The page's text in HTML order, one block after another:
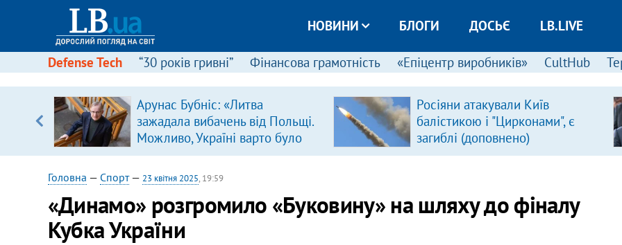
НОВИНИ БЛОГИ ДОСЬЄ LB.LIVE
Defense Tech “30 років гривні” Фінансова грамотність «Епіцентр виробників» CultHub
Арунас Бубніс: «Литва
зажадала вибачень від Польщі.
Можливо, Україні варто було
зробити так само»
Росіяни атакували Київ
балістикою і "Цирконами", є
загиблі (доповнено)
Головна — Спорт— 23 квітня 2025, 19:59
«Динамо» розгромило «Буковину» на шляху до фіналу
Кубка України